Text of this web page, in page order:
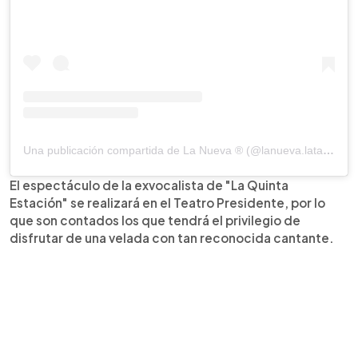
Una publicación compartida de La Nueva ® (@lanueva.latam)
El espectáculo de la exvocalista de "La Quinta
Estación" se realizará en el Teatro Presidente, por lo
que son contados los que tendrá el privilegio de
disfrutar de una velada con tan reconocida cantante.